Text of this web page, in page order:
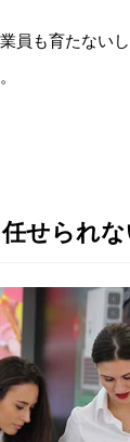
員も育たない
せられな